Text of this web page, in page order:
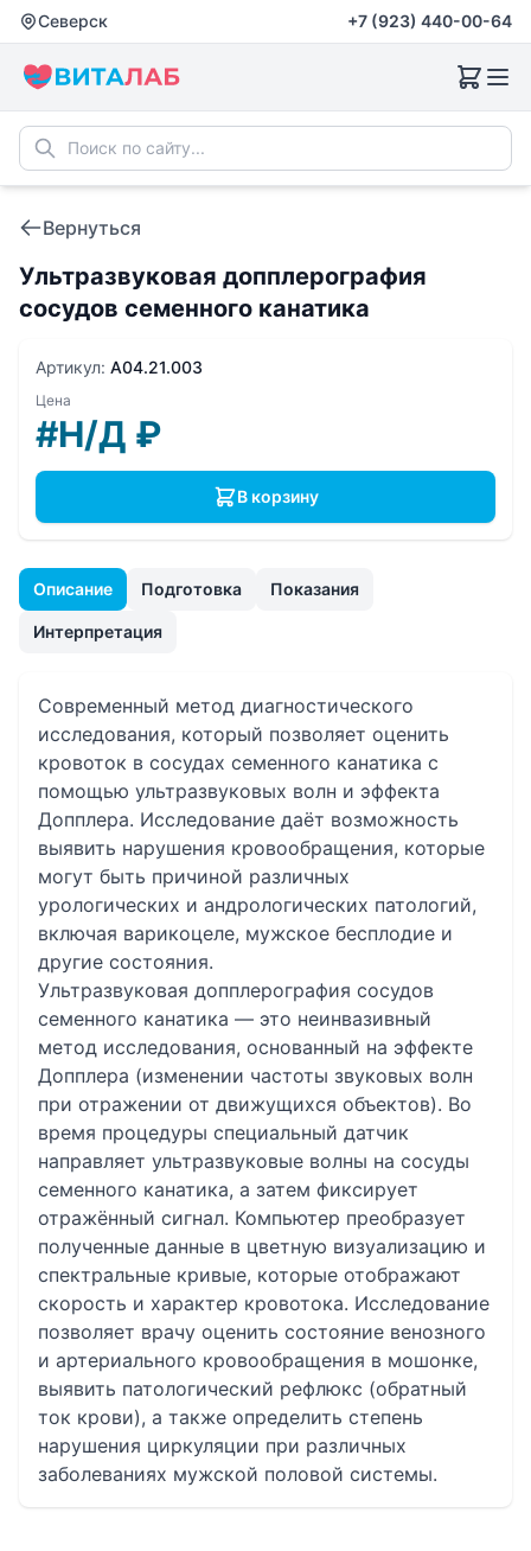
Северск +7 (923) 440-00-64
Вернуться
Ультразвуковая допплерография
сосудов семенного канатика
Описание Подготовка Показания
Интерпретация
Современный метод диагностического
исследования, который позволяет оценить
кровоток в сосудах семенного канатика с
помощью ультразвуковых волн и эффекта
Допплера. Исследование даёт возможность
выявить нарушения кровообращения, которые
могут быть причиной различных
урологических и андрологических патологий,
включая варикоцеле, мужское бесплодие и
другие состояния.
Ультразвуковая допплерография сосудов
семенного канатика — это неинвазивный
метод исследования, основанный на эффекте
Допплера (изменении частоты звуковых волн
при отражении от движущихся объектов). Во
время процедуры специальный датчик
направляет ультразвуковые волны на сосуды
семенного канатика, а затем фиксирует
отражённый сигнал. Компьютер преобразует
полученные данные в цветную визуализацию и
спектральные кривые, которые отображают
скорость и характер кровотока. Исследование
позволяет врачу оценить состояние венозного
и артериального кровообращения в мошонке,
выявить патологический рефлюкс (обратный
ток крови), а также определить степень
нарушения циркуляции при различных
заболеваниях мужской половой системы.
Артикул: A04.21.003
Цена
#Н/Д ₽
В корзину